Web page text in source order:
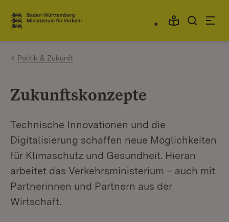
Zum Inhalt springen
Link zur Startseite
Politik & Zukunft
Zukunftskonzepte
Technische Innovationen und die
Digitalisierung schaffen neue Möglichkeiten
für Klimaschutz und Gesundheit. Hieran
arbeitet das Verkehrsministerium – auch mit
Partnerinnen und Partnern aus der
Wirtschaft.